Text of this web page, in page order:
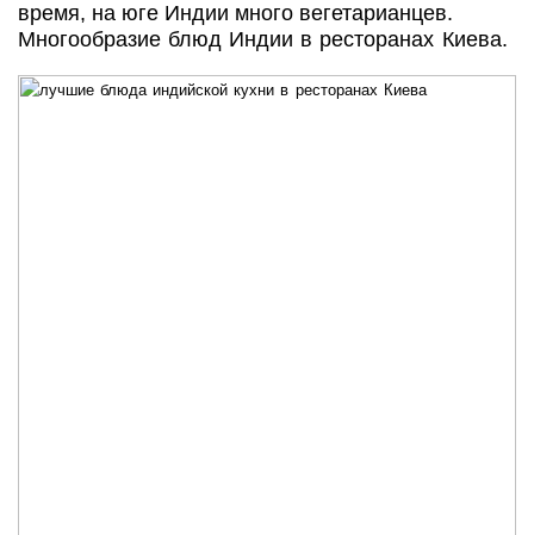
время, на юге Индии много вегетарианцев.
Многообразие блюд Индии в ресторанах Киева.